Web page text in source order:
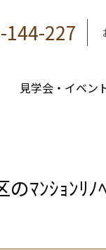
144-227
見学会・イベン
ﾏﾝｼｮﾝﾘﾉ